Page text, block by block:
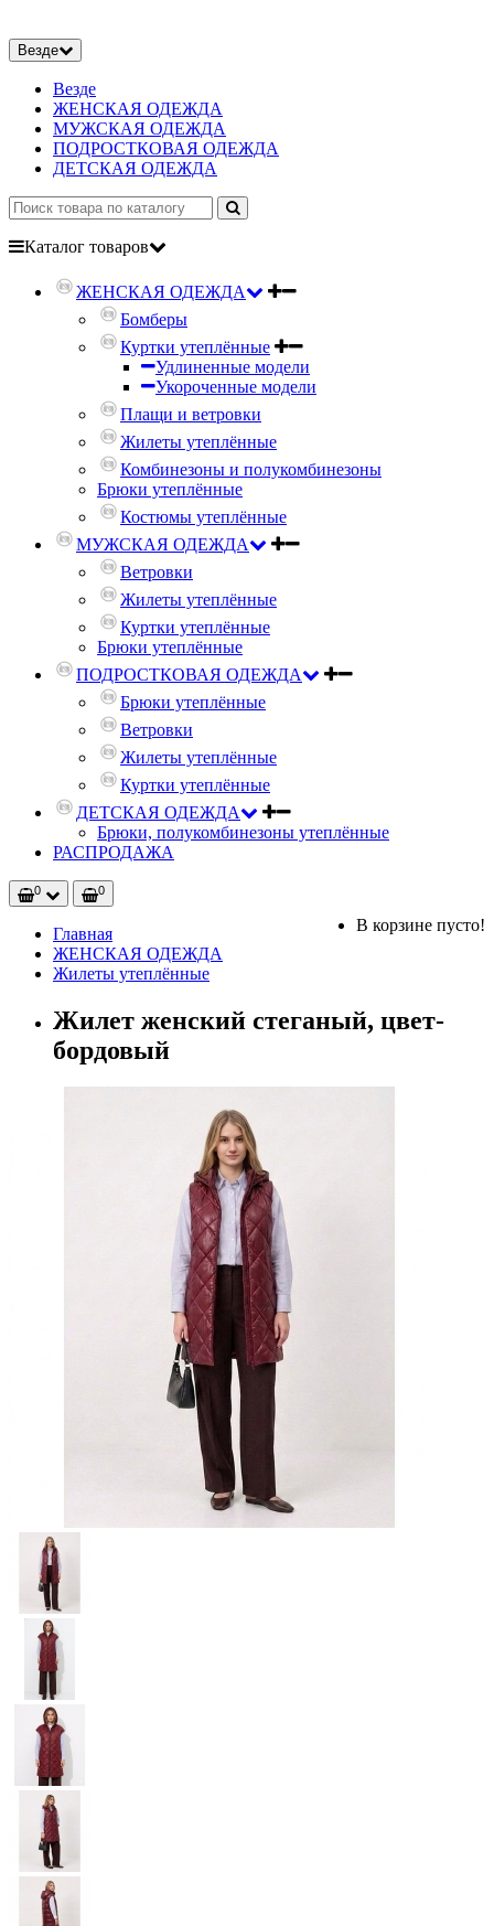
Везде
Везде
ЖЕНСКАЯ ОДЕЖДА
МУЖСКАЯ ОДЕЖДА
ПОДРОСТКОВАЯ ОДЕЖДА
ДЕТСКАЯ ОДЕЖДА
Каталог товаров
ЖЕНСКАЯ ОДЕЖДА
Бомберы
Куртки утеплённые
Удлиненные модели
Укороченные модели
Плащи и ветровки
Жилеты утеплённые
Комбинезоны и полукомбинезоны
Брюки утеплённые
Костюмы утеплённые
МУЖСКАЯ ОДЕЖДА
Ветровки
Жилеты утеплённые
Куртки утеплённые
Брюки утеплённые
ПОДРОСТКОВАЯ ОДЕЖДА
Брюки утеплённые
Ветровки
Жилеты утеплённые
Куртки утеплённые
ДЕТСКАЯ ОДЕЖДА
Брюки, полукомбинезоны утеплённые
РАСПРОДАЖА
0 0
В корзине пусто!
Главная
ЖЕНСКАЯ ОДЕЖДА
Жилеты утеплённые
Жилет женский стеганый, цвет-
бордовый